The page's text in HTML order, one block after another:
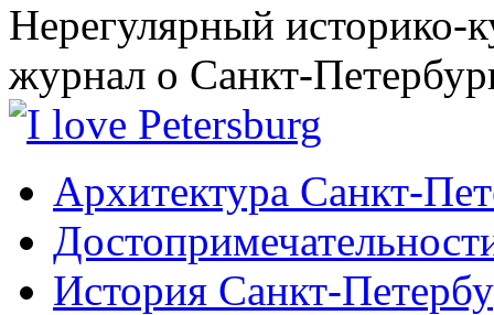
Нерегулярный историко-
журнал о Санкт-
Архитектура Санкт-
История Санкт-